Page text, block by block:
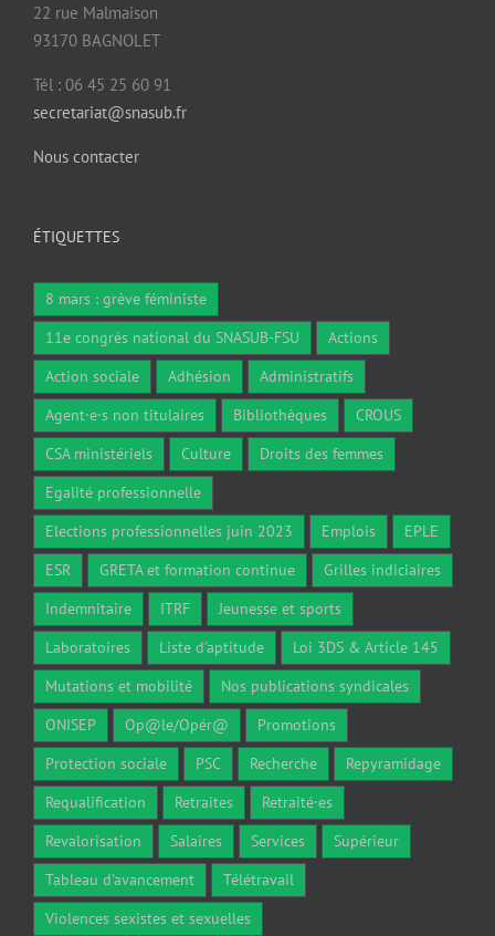
22 rue Malmaison
93170 BAGNOLET
Tél : 06 45 25 60 91
secretariat@snasub.fr
Nous contacter
ÉTIQUETTES
8 mars : grève féministe
11e congrès national du SNASUB-FSU
Actions
Action sociale
Adhésion
Administratifs
Agent·e·s non titulaires
Bibliothèques
CROUS
CSA ministériels
Culture
Droits des femmes
Egalité professionnelle
Elections professionnelles juin 2023
Emplois
EPLE
ESR
GRETA et formation continue
Grilles indiciaires
Indemnitaire
ITRF
Jeunesse et sports
Laboratoires
Liste d'aptitude
Loi 3DS & Article 145
Mutations et mobilité
Nos publications syndicales
ONISEP
Op@le/Opér@
Promotions
Protection sociale
PSC Recherche
Repyramidage
Requalification
Retraites
Retraité·es
Revalorisation
Salaires Services
Supérieur
Tableau d'avancement
Télétravail
Violences sexistes et sexuelles